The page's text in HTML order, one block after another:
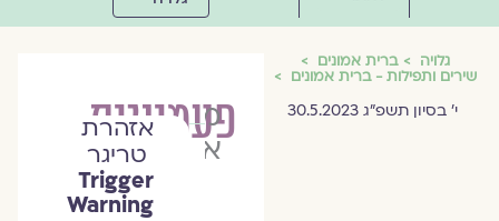
גלויה ברית אמונים
שירים ותפילות - ברית אמונים
י׳ בסיון תשפ״ג 30.5.2023 פעמוניות
מוריה
אשכנזי
אזהרת
טריגר
Trigger
Warning